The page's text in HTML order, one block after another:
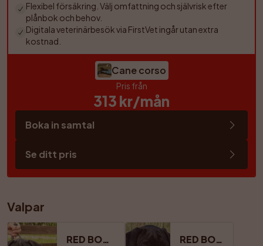
Flexibel försäkring. Välj omfattning och självrisk efter
plånbok och behov.
Digitala veterinärbesök via FirstVet ingår utan extra
kostnad.
Cane corso
Pris från
313 kr/mån
Boka in samtal
Se ditt pris
Valpar
RED BOSS FORMULA RED BOSS FUTURA